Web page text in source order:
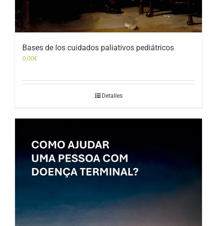
Bases de los cuidados paliativos pediátricos
0,00€
Detalles